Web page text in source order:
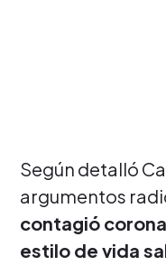
Según detalló
argumentos
contagió
estilo de vida